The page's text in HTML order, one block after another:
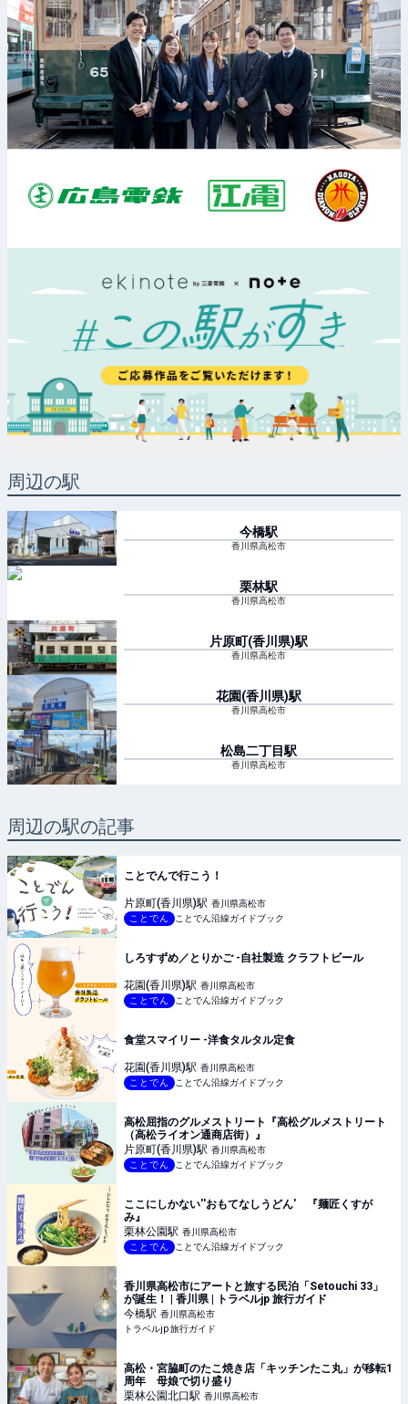
周辺の駅
今橋駅
香川県高松市
栗林駅
香川県高松市
片原町(香川県)駅
香川県高松市
花園(香川県)駅
香川県高松市
松島二丁目駅
香川県高松市
周辺の駅の記事
ことでんで行こう！
片原町(香川県)駅 香川県高松市
ことでん
ことでん沿線ガイドブック
しろすずめ／とりかご -自社製造 クラフトビール
花園(香川県)駅 香川県高松市
ことでん
ことでん沿線ガイドブック
食堂スマイリー -洋食タルタル定食
花園(香川県)駅 香川県高松市
ことでん
ことでん沿線ガイドブック
高松屈指のグルメストリート『高松グルメストリート
（高松ライオン通商店街）』
片原町(香川県)駅 香川県高松市
ことでん
ことでん沿線ガイドブック
ここにしかない''おもてなしうどん' 『麺匠くすが
み』
栗林公園駅 香川県高松市
ことでん
ことでん沿線ガイドブック
香川県高松市にアートと旅する民泊「Setouchi 33」
が誕生！ | 香川県 | トラベルjp 旅行ガイド
今橋駅 香川県高松市
トラベルjp 旅行ガイド
高松・宮脇町のたこ焼き店「キッチンたこ丸」が移転1
周年 母娘で切り盛り
栗林公園北口駅 香川県高松市